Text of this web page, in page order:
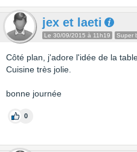
jex et laeti
Le 30/09/2015 à 11h19 Super
Côté plan, j'adore l'idée de la
Cuisine très jolie.
bonne journée
0